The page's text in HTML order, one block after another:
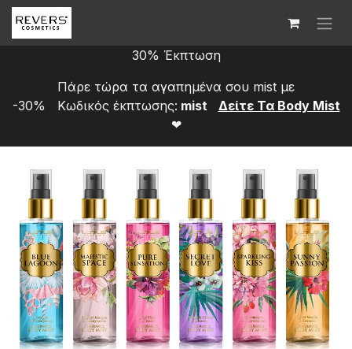
Skip to Content
30% Έκπτωση
Πάρε τώρα τα αγαπημένα σου mist με
-30% Κωδικός έκπτωσης: mist
Δείτε Τα Bod​y Mist
❤